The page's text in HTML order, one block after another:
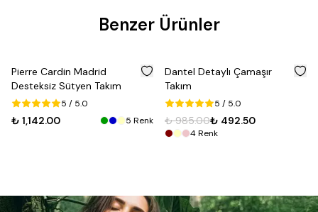
Benzer Ürünler
Pierre Cardin Madrid
Desteksiz Sütyen Takım
5 / 5.0
₺ 1,142.00 5 Renk
50
Dantel Detaylı Çamaşır
Takım
5 / 5.0
₺ 985.00₺ 492.50
4Renk